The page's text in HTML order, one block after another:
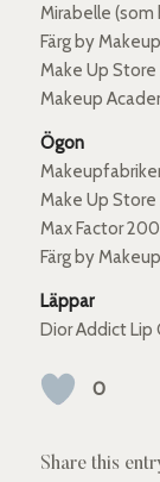
Mirabelle (som
Färg by
Make Up
Makeup
Ögon
Make Up
Max Factor
Färg by
Läppar
Dior Addict Lip
0
Share this